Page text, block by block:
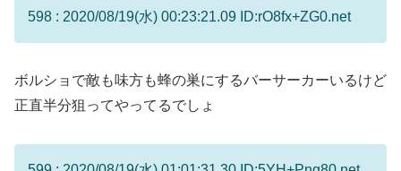
598 : 2020/08/19(水) 00:23:21.09 ID:rO8fx+ZG0.net
ボルショで敵も味方も蜂の巣にするバーサーカーいるけど
正直半分狙ってやってるでしょ